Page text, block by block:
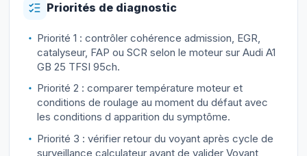
Priorités de diagnostic
Priorité 1 : contrôler cohérence admission, EGR,
catalyseur, FAP ou SCR selon le moteur sur Audi A1
GB 25 TFSI 95ch.
Priorité 2 : comparer température moteur et
conditions de roulage au moment du défaut avec
les conditions d apparition du symptôme.
Priorité 3 : vérifier retour du voyant après cycle de
surveillance calculateur avant de valider Voyant